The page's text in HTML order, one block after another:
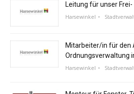
Leitung für unser
Harsewinkel
Mitarbeiter/in für den
Ordnungsverwaltung
Harsewinkel